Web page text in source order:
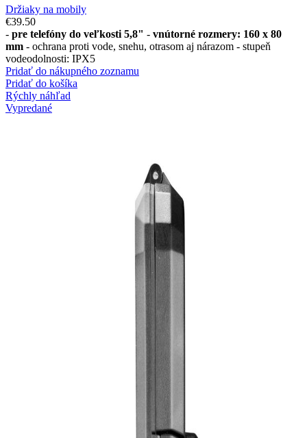
Držiaky na mobily
€39.50
- pre telefóny do veľkosti 5,8" - vnútorné rozmery: 160 x 80
mm - ochrana proti vode, snehu, otrasom aj nárazom - stupeň
vodeodolnosti: IPX5
Pridať do nákupného zoznamu
Pridať do košíka
Rýchly náhľad
Vypredané